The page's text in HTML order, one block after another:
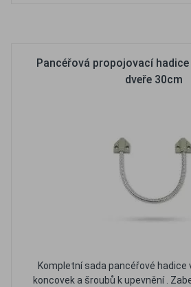
Pancéřová propojovací
dveře 30cm
Kompletní sada pancéřové
koncovek a šroubů k upevnění .